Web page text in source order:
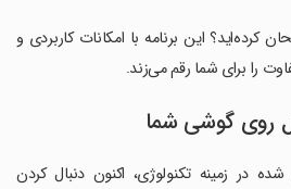
کرده‌اید؟ این برنامه با امکانات کاربردی و
را برای شما رقم می‌زند.
روی گوشی شما
در زمینه تکنولوژی، اکنون دنبال کردن